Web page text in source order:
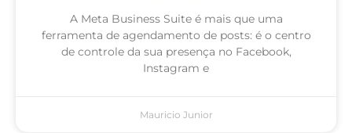
A Meta Business Suite é mais que uma
ferramenta de agendamento de posts: é o centro
de controle da sua presença no Facebook,
Instagram e
Mauricio Junior